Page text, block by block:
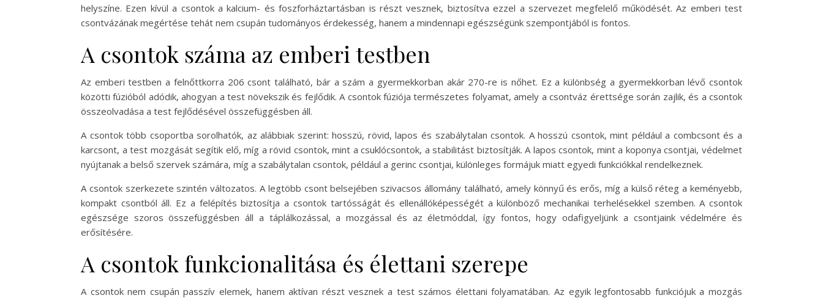
helyszíne. Ezen kívül a csontok a kalcium- és foszforháztartásban is részt vesznek, biztosítva ezzel a szervezet megfelelő működését. Az emberi test
csontvázának megértése tehát nem csupán tudományos érdekesség, hanem a mindennapi egészségünk szempontjából is fontos.
A csontok száma az emberi testben
Az emberi testben a felnőttkorra 206 csont található, bár a szám a gyermekkorban akár 270-re is nőhet. Ez a különbség a gyermekkorban lévő csontok
közötti fúzióból adódik, ahogyan a test növekszik és fejlődik. A csontok fúziója természetes folyamat, amely a csontváz érettsége során zajlik, és a csontok
összeolvadása a test fejlődésével összefüggésben áll.
A csontok több csoportba sorolhatók, az alábbiak szerint: hosszú, rövid, lapos és szabálytalan csontok. A hosszú csontok, mint például a combcsont és a
karcsont, a test mozgását segítik elő, míg a rövid csontok, mint a csuklócsontok, a stabilitást biztosítják. A lapos csontok, mint a koponya csontjai, védelmet
nyújtanak a belső szervek számára, míg a szabálytalan csontok, például a gerinc csontjai, különleges formájuk miatt egyedi funkciókkal rendelkeznek.
A csontok szerkezete szintén változatos. A legtöbb csont belsejében szivacsos állomány található, amely könnyű és erős, míg a külső réteg a keményebb,
kompakt csontból áll. Ez a felépítés biztosítja a csontok tartósságát és ellenállóképességét a különböző mechanikai terhelésekkel szemben. A csontok
egészsége szoros összefüggésben áll a táplálkozással, a mozgással és az életmóddal, így fontos, hogy odafigyeljünk a csontjaink védelmére és
erősítésére.
A csontok funkcionalitása és élettani szerepe
A csontok nem csupán passzív elemek, hanem aktívan részt vesznek a test számos élettani folyamatában. Az egyik legfontosabb funkciójuk a mozgás